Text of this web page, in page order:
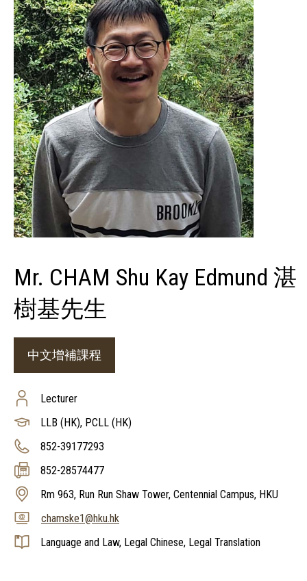
Mr. CHAM Shu Kay Edmund 湛
樹基先生
中文增補課程
Lecturer
LLB (HK), PCLL (HK)
852-39177293
852-28574477
Rm 963, Run Run Shaw Tower, Centennial Campus, HKU
chamske1@hku.hk
Language and Law, Legal Chinese, Legal Translation